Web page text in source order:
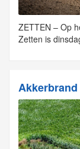
ZETTEN – Op
Zetten is